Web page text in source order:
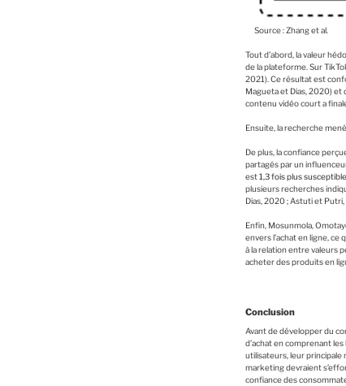
Source : Zhang et al.
Tout d’abord, la valeur
de la plateforme. Sur
2021). Ce résultat est
Magueta et Dias, 2020) et
contenu vidéo court a
Ensuite, la recherche
De plus, la confiance
partagés par un
est1,3 fois plus
plusieurs recherches
Dias, 2020 ; Astuti et Putri,
Enfin, Mosunmola,
envers l’achat en ligne,
à la relation entre valeurs
acheter des produits en
Conclusion
Avant de développer du
d’achat en comprenant
utilisateurs, leur principale
marketing devraient
confiance des